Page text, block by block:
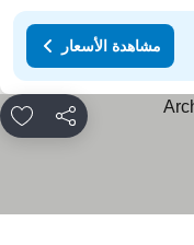
مشاهدة الأسعار
مشاركة